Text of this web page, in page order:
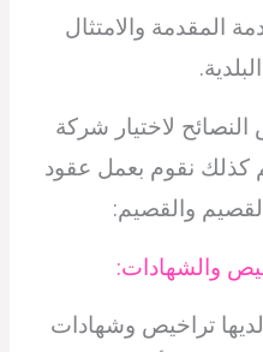
المقدمة والامتثال
لاختيار شركة
كذلك نقوم بعمل عقود
والقصيم:
والشهادات:
تراخيص وشهادات